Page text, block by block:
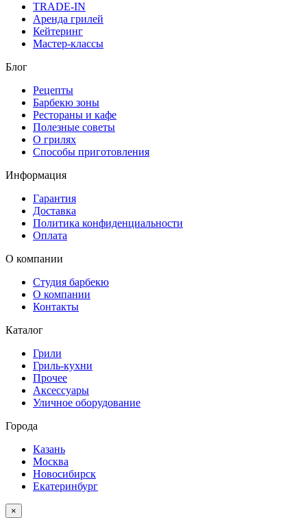
TRADE-IN
Аренда грилей
Кейтеринг
Мастер-классы
Блог
Рецепты
Барбекю зоны
Рестораны и кафе
Полезные советы
О грилях
Способы приготовления
Информация
Гарантия
Доставка
Политика конфиденциальности
Оплата
О компании
Студия барбекю
О компании
Контакты
Каталог
Грили
Гриль-кухни
Прочее
Аксессуары
Уличное оборудование
Города
Казань
Москва
Новосибирск
Екатеринбург
×